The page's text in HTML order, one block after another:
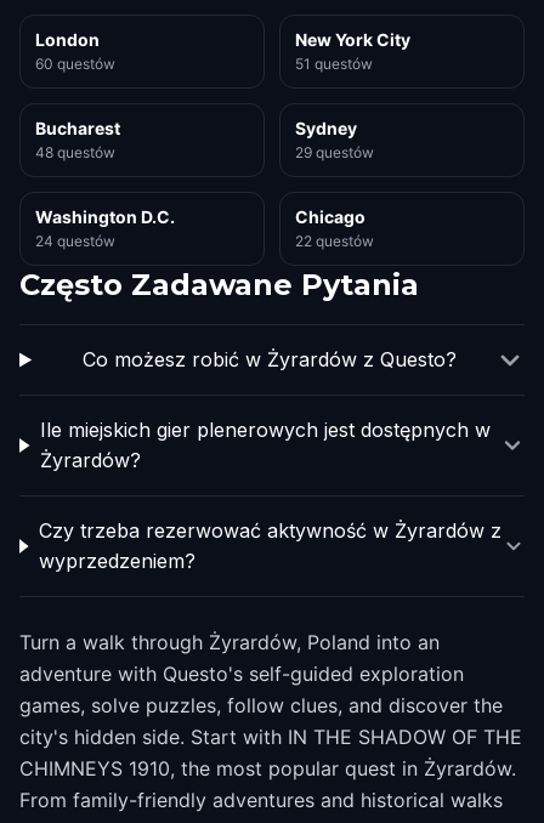
London
60 questów
New York City
51 questów
Bucharest
48 questów
Sydney
29 questów
Washington D.C.
24 questów
Chicago
22 questów
Często Zadawane Pytania
Co możesz robić w Żyrardów z Questo?
Ile miejskich gier plenerowych jest dostępnych w
Żyrardów?
Czy trzeba rezerwować aktywność w Żyrardów z
wyprzedzeniem?
Turn a walk through Żyrardów, Poland into an
adventure with Questo's self-guided exploration
games, solve puzzles, follow clues, and discover the
city's hidden side. Start with IN THE SHADOW OF THE
CHIMNEYS 1910, the most popular quest in Żyrardów.
From family-friendly adventures and historical walks